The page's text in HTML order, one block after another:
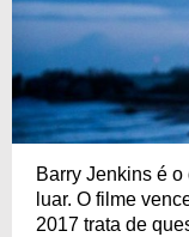
Barry Jenkins é
luar. O filme
2017 trata de